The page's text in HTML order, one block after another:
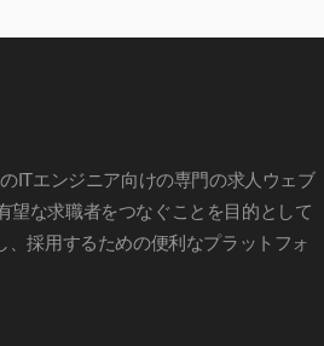
それぞれ異なる役割を担う技術
例、AI時代との関係性を整理し
終了論」の真実を実務視点で解説
ITエンジニア向けの専門の求人ウェブ
望な求職者をつなぐことを目的として
、採用するための便利なプラットフォ